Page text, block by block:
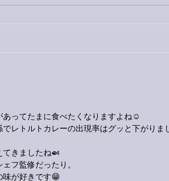
ってたまに食べたくなりますよね☺️
レトルトカレーの出現率はグッと下がりま
きましたね🍛
フ監修だったり。
味が好きです😁